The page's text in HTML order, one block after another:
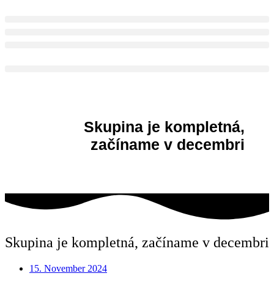
Skupina je kompletná,
začíname v decembri
Skupina je kompletná, začíname v decembri
15. November 2024